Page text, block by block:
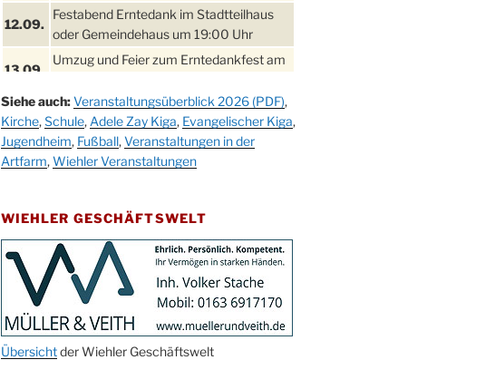
12.09.
Festabend Erntedank im Stadtteilhaus
oder Gemeindehaus um 19:00 Uhr
13.09.
Umzug und Feier zum Erntedankfest am
19.09.
Schlagerabend im Stadtteilhaus
Drabenderhöhe
25. u.
26.09.
Oktoberfest im Cafe XXS
10-12 Uhr
09.10.
Afterwork-Andacht um 18:00 Uhr in der
Kirche
10.10.
Sandmännchen-Gottesdienst in der
Kirche oder im Ev. Gemeindehaus um
18:00 Uhr
11.10.
Oktoberfest MGV im Stadtteilhaus um
Siehe auch: Veranstaltungsüberblick 2026 (PDF),
Kirche,Schule, Adele Zay Kiga, Evangelischer Kiga,
Jugendheim, Fußball,Veranstaltungen in der
Artfarm,Wiehler Veranstaltungen
WIEHLER GESCHÄFTSWELT
Übersichtder Wiehler Geschäftswelt